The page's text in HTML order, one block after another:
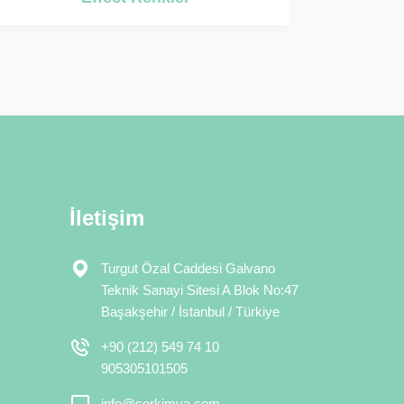
İletişim
Turgut Özal Caddesi Galvano
Teknik Sanayi Sitesi A Blok No:47
Başakşehir / İstanbul / Türkiye
+90 (212) 549 74 10
905305101505